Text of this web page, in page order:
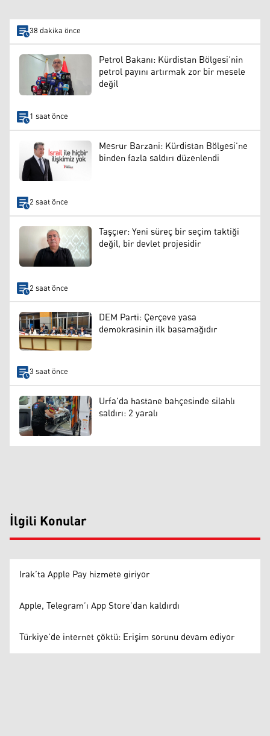
38 dakika önce
Petrol Bakanı: Kürdistan Bölgesi’nin
petrol payını artırmak zor bir mesele
değil
1 saat önce
Mesrur Barzani: Kürdistan Bölgesi’ne
binden fazla saldırı düzenlendi
2 saat önce
Taşçıer: Yeni süreç bir seçim taktiği
değil, bir devlet projesidir
2 saat önce
DEM Parti: Çerçeve yasa
demokrasinin ilk basamağıdır
3 saat önce
Urfa’da hastane bahçesinde silahlı
saldırı: 2 yaralı
İlgili Konular
Irak’ta Apple Pay hizmete giriyor
Apple, Telegram’ı App Store’dan kaldırdı
Türkiye’de internet çöktü: Erişim sorunu devam ediyor